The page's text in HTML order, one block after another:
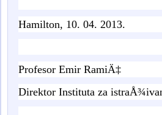
Hamilton, 10. 04. 2013.
Profesor Emir RamiÄ‡
Direktor Instituta za